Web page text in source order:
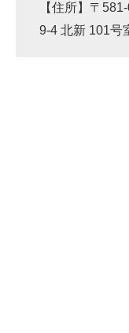
【住所】〒
9-4 北新 101号